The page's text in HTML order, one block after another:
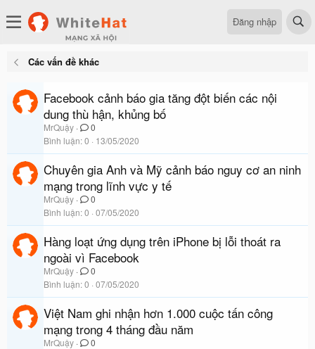
Đăng nhập
Các vấn đề khác
Facebook cảnh báo gia tăng đột biến các nội
dung thù hận, khủng bố
MrQuậy
0
Bình luận 0 13/05/2020
Chuyên gia Anh và Mỹ cảnh báo nguy cơ an ninh
mạng trong lĩnh vực y tế
MrQuậy
0
Bình luận 0 07/05/2020
Hàng loạt ứng dụng trên iPhone bị lỗi thoát ra
ngoài vì Facebook
MrQuậy
0
Bình luận 0 07/05/2020
Việt Nam ghi nhận hơn 1.000 cuộc tấn công
mạng trong 4 tháng đầu năm
MrQuậy
0